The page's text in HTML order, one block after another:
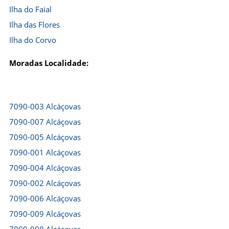
Ilha do Faial
Ilha das Flores
Ilha do Corvo
Moradas Localidade:
7090-003 Alcáçovas
7090-007 Alcáçovas
7090-005 Alcáçovas
7090-001 Alcáçovas
7090-004 Alcáçovas
7090-002 Alcáçovas
7090-006 Alcáçovas
7090-009 Alcáçovas